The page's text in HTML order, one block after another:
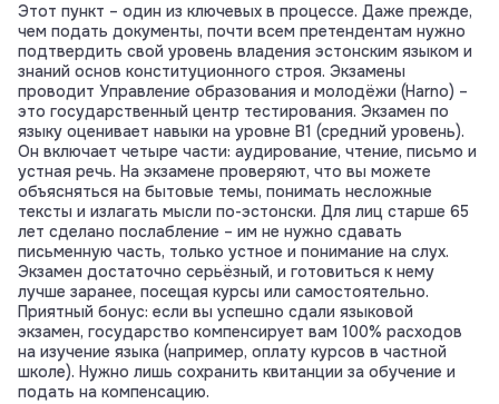
Этот пункт – один из ключевых в процессе. Даже прежде,
чем подать документы, почти всем претендентам нужно
подтвердить свой уровень владения эстонским языком и
знаний основ конституционного строя. Экзамены
проводит Управление образования и молодёжи (Harno) –
это государственный центр тестирования. Экзамен по
языку оценивает навыки на уровне B1 (средний уровень).
Он включает четыре части: аудирование, чтение, письмо и
устная речь. На экзамене проверяют, что вы можете
объясняться на бытовые темы, понимать несложные
тексты и излагать мысли по-эстонски. Для лиц старше 65
лет сделано послабление – им не нужно сдавать
письменную часть, только устное и понимание на слух.
Экзамен достаточно серьёзный, и готовиться к нему
лучше заранее, посещая курсы или самостоятельно.
Приятный бонус: если вы успешно сдали языковой
экзамен, государство компенсирует вам 100% расходов
на изучение языка (например, оплату курсов в частной
школе). Нужно лишь сохранить квитанции за обучение и
подать на компенсацию.